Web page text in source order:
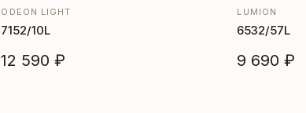
ODEON LIGHT
7152/10L
12 590 ₽
LUMION
6532/57L
9 690 ₽